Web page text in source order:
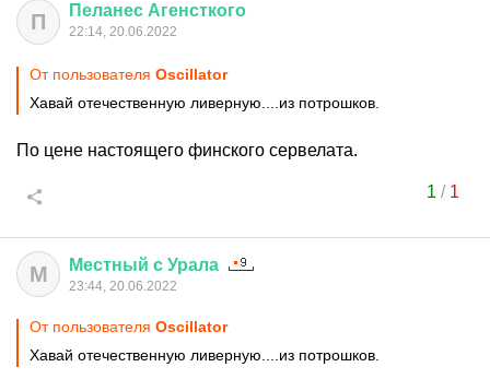
П Пеланес Агенсткого
22:14, 20.06.2022
От пользователя Oscillator
Хавай отечественную ливерную....из потрошков.
По цене настоящего финского сервелата.
1 / 1
М Местный с Урала
23:44, 20.06.2022
От пользователя Oscillator
Хавай отечественную ливерную....из потрошков.